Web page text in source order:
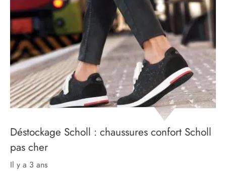
Déstockage Scholl : chaussures confort Scholl
pas cher
il y a 3 ans